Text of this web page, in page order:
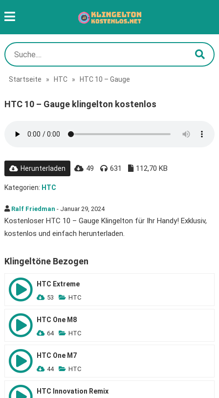
Startseite » HTC » HTC 10 – Gauge
HTC 10 – Gauge klingelton kostenlos
Herunterladen 49 631 112,70 KB
Kategorien: HTC
Ralf Friedman - Januar 29, 2024
Kostenloser HTC 10 – Gauge Klingelton für Ihr Handy! Exklusiv,
kostenlos und einfach herunterladen.
Klingeltöne Bezogen
HTC Extreme
53 HTC
HTC One M8
64 HTC
HTC One M7
44 HTC
HTC Innovation Remix